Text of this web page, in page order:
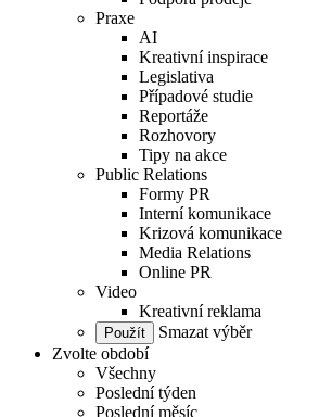
Praxe
AI
Kreativní inspirace
Legislativa
Případové studie
Reportáže
Rozhovory
Tipy na akce
Public Relations
Formy PR
Interní komunikace
Krizová komunikace
Media Relations
Online PR
Video
Kreativní reklama
Smazat výběr
Zvolte období
Všechny
Poslední týden
Poslední měsíc